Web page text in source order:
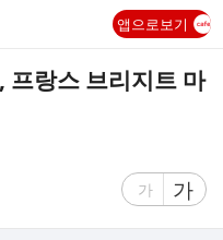
앱으로보기
프랑스 브리지트 마
글
가
글
자
가